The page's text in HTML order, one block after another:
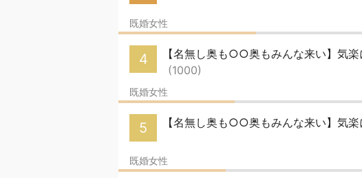
既婚女性
4
【名無し奥も○○奥もみんな来い】気
(1000)
既婚女性
5 【名無し奥も○○奥もみんな来い】気
既婚女性